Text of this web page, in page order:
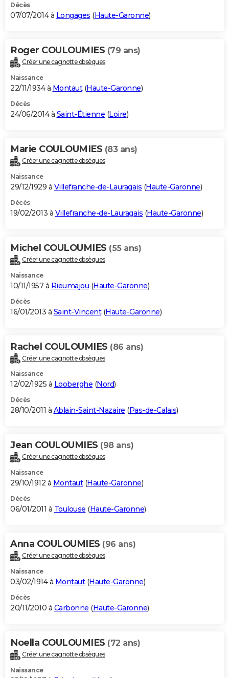
Décès
07/07/2014 à Longages (Haute-Garonne)
Roger COULOUMIES (79 ans)
Créer une cagnotte obsèques
Naissance
22/11/1934 à Montaut(Haute-Garonne)
Décès
24/06/2014 à Saint-Étienne (Loire)
Marie COULOUMIES (83 ans)
Créer une cagnotte obsèques
Naissance
29/12/1929 à Villefranche-de-Lauragais (Haute-Garonne)
Décès
19/02/2013 à Villefranche-de-Lauragais (Haute-Garonne)
Michel COULOUMIES (55 ans)
Créer une cagnotte obsèques
Naissance
10/11/1957 à Rieumajou (Haute-Garonne)
Décès
16/01/2013 à Saint-Vincent(Haute-Garonne)
Rachel COULOUMIES (86 ans)
Créer une cagnotte obsèques
Naissance
12/02/1925 à Looberghe (Nord)
Décès
28/10/2011 à Ablain-Saint-Nazaire (Pas-de-Calais)
Jean COULOUMIES (98 ans)
Créer une cagnotte obsèques
Naissance
29/10/1912 à Montaut(Haute-Garonne)
Décès
06/01/2011 à Toulouse (Haute-Garonne)
Anna COULOUMIES (96 ans)
Créer une cagnotte obsèques
Naissance
03/02/1914 à Montaut(Haute-Garonne)
Décès
20/11/2010 à Carbonne (Haute-Garonne)
Noella COULOUMIES (72 ans)
Créer une cagnotte obsèques
Naissance